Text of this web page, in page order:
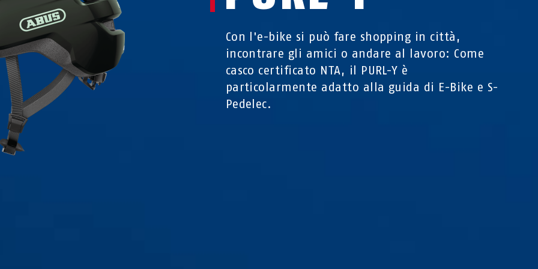
Con l'e-bike si può fare shopping in città,
incontrare gli amici o andare al lavoro: Come
casco certificato NTA, il PURL-Y è
particolarmente adatto alla guida di E-Bike e S-
Pedelec.